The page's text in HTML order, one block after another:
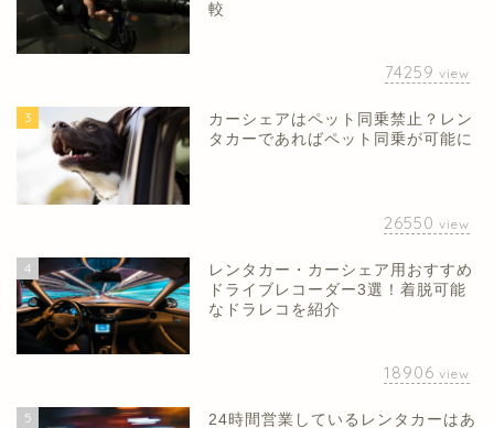
較
74259 view
3
カーシェアはペット同乗禁止？レン
タカーであればペット同乗が可能に
26550 view
4
レンタカー・カーシェア用おすすめ
ドライブレコーダー3選！着脱可能
なドラレコを紹介
18906 view
5 24時間営業しているレンタカーはあ